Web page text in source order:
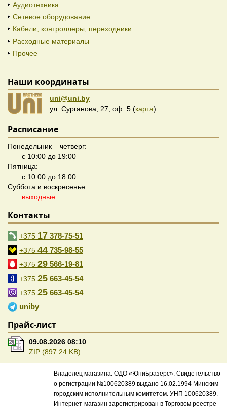
Аудиотехника
Сетевое оборудование
Кабели, контроллеры, переходники
Расходные материалы
Прочее
Наши координаты
uni@uni.by
ул. Сурганова, 27, оф. 5 (карта)
Расписание
Понедельник – четверг:
с 10:00 до 19:00
Пятница:
с 10:00 до 18:00
Суббота и воскресенье:
выходные
Контакты
+375 17 378-75-51
+375 44 735-98-55
+375 29 566-19-81
+375 25 663-45-54
+375 25 663-45-54
uniby
Прайс-лист
09.08.2026 08:10
ZIP (897.24 KB)
Владелец магазина: ОДО «ЮниБразерс». Свидетельство
о регистрации №100620389 выдано 16.02.1994 Минским
городским исполнительным комитетом. УНП 100620389.
Интернет-магазин зарегистрирован в Торговом реестре